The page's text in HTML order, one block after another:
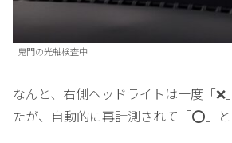
鬼門の光軸検査中
なんと、右側ヘッドライトは一度「❌
たが、自動的に再計測されて「⭕️」と